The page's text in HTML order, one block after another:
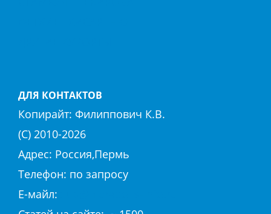
ДЛЯ КОНТАКТОВ
Копирайт: Филиппович К.В.
(С) 2010-2026
Адрес: Россия,Пермь
Телефон: по запросу
E-майл: